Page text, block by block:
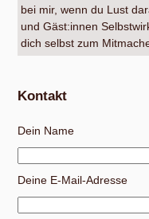
bei mir, wenn du Lust
und Gäst:innen
dich selbst zum
Kontakt
Dein Name
Deine E-Mail-Adresse